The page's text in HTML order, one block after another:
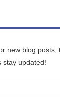
new blog posts,
stay updated!